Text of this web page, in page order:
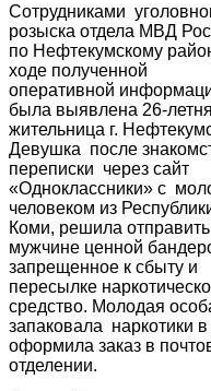
Сотрудниками
розыска отдела МВД
по Нефтекумскому
ходе полученной
оперативной
была выявлена 26-
жительница г.
Девушка после
переписки через сайт
«Одноклассники» с
человеком из
Коми, решила отправить
мужчине ценной
запрещенное к сбыту и
пересылке
средство. Молодая
запаковала наркотики в
оформила заказ в
отделении.